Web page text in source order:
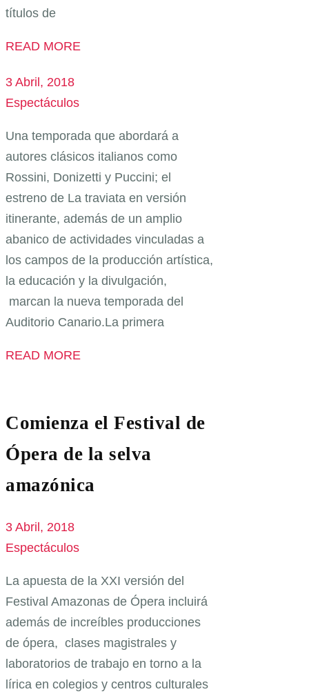
títulos de
READ MORE
3 Abril, 2018
Espectáculos
Una temporada que abordará a
autores clásicos italianos como
Rossini, Donizetti y Puccini; el
estreno de La traviata en versión
itinerante, además de un amplio
abanico de actividades vinculadas a
los campos de la producción artística,
la educación y la divulgación,
marcan la nueva temporada del
Auditorio Canario.La primera
READ MORE
Comienza el Festival de
Ópera de la selva
amazónica
3 Abril, 2018
Espectáculos
La apuesta de la XXI versión del
Festival Amazonas de Ópera incluirá
además de increíbles producciones
de ópera, clases magistrales y
laboratorios de trabajo en torno a la
lírica en colegios y centros culturales